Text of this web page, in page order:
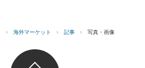
› 海外マーケット › 記事 › 写真・画像